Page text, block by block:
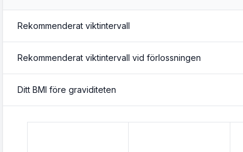
Rekommenderat viktintervall
Rekommenderat viktintervall vid förlossningen
Ditt BMI före graviditeten